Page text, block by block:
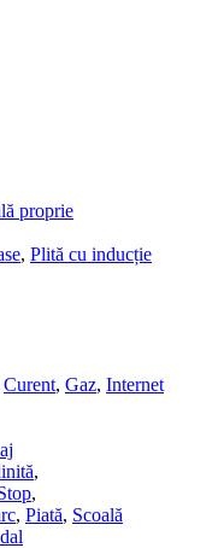
proprie
, Plită cu inducție
Curent, Gaz, Internet
,
,
, Piată, Scoală